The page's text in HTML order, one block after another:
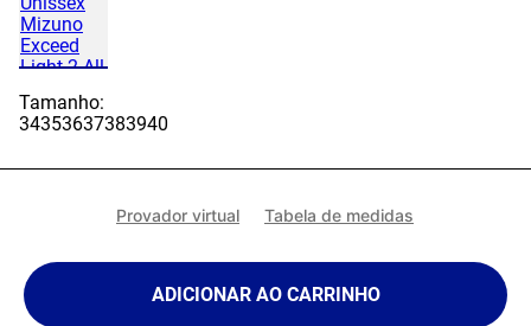
Tamanho:
34353637383940
Provador virtual Tabela de medidas
ADICIONAR AO CARRINHO